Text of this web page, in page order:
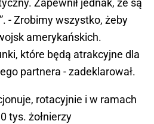
Zapewnił jednak, że są
- Zrobimy wszystko, żeby
amerykańskich.
które będą atrakcyjne dla
partnera - zadeklarował.
rotacyjnie i w ramach
tys. żołnierzy